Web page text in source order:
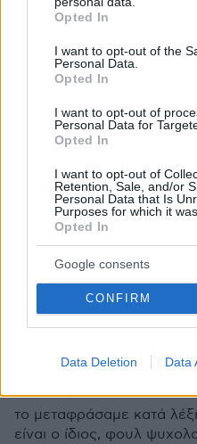
grant or deny consent to
use your data for below
consent section.
Opted In
I want to opt-out of the
Personal Data.
Opted In
I want to opt-out of
Personal Data for
Opted In
I want to opt-out of
Retention, Sale, and/or
Personal Data that Is
Purposes for which it
Opted In
Google consents
CONFIRM
Data Deletion Data
στην Ελλάδα
03.08.2026, 11:06
Εθνική Τράπεζα: Η κορυφαία
μεγάλων έργων
Διασκεδάζουμε υπεύθυνα,
ΣΧΟΛΙΑ(1)
27.09.2024, 12:59
το μεταφράσαμε κατά
είναι ο ίδιος, φουλ